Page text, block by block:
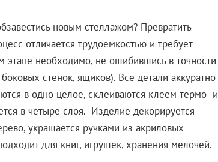
новым стеллажом? Превратить
отличается трудоемкостью и требует
этапе необходимо, не ошибившись в точности
стенок, ящиков). Все детали аккуратно
в одно целое, склеиваются клеем термо- и
в четыре слоя. Изделие декорируется
украшается ручками из акриловых
для книг, игрушек, хранения мелочей.